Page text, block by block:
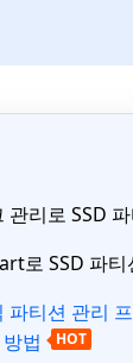
관리로 SSD
로 SSD 파
파티션 관리
법
HOT